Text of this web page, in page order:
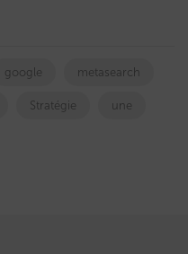
google metasearch
Stratégie une